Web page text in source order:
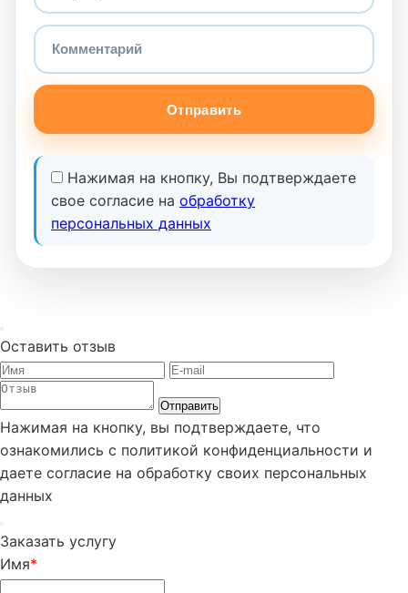
Отправить
Нажимая на кнопку, Вы подтверждаете
свое согласие на обработку
персональных данных
Оставить отзыв
Отправить
Нажимая на кнопку, вы подтверждаете, что
ознакомились с политикой конфиденциальности и
даете согласие на обработку своих персональных
данных
Заказать услугу
Имя*